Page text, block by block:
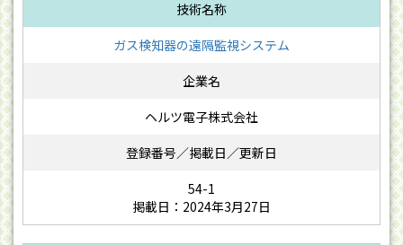
ガス検知器の遠隔監視システム
ヘルツ電子株式会社
54-1
掲載日：2024年3月27日